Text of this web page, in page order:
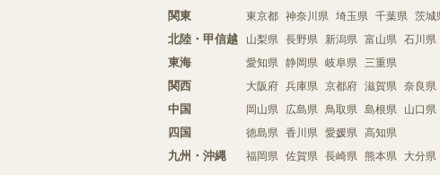
関東 東京都 神奈川県 埼玉県 千葉県 茨城
北陸・甲信越 山梨県 長野県 新潟県 富山県 石川県
東海 愛知県 静岡県 岐阜県 三重県
関西 大阪府 兵庫県 京都府 滋賀県 奈良県
中国 岡山県 広島県 鳥取県 島根県 山口県
四国 徳島県 香川県 愛媛県 高知県
九州・沖縄 福岡県 佐賀県 長崎県 熊本県 大分県